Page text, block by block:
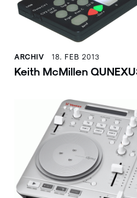
ARCHIV 18. FEB 2013
Keith McMillen